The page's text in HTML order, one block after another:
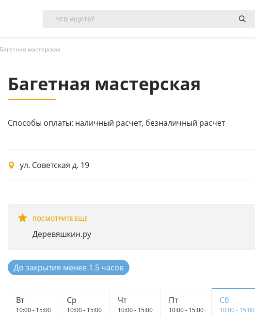
Багетная мастерская
Багетная мастерская
Способы оплаты: наличный расчет, безналичный расчет
ул. Советская д. 19
ПОСМОТРИТЕ ЕЩЕ
Деревяшкин.ру
До закрытия менее 1.5 часов
Вт
10:00 - 15:00
Ср
10:00 - 15:00
Чт
10:00 - 15:00
Пт
10:00 - 15:00
Сб
10:00 - 15:00